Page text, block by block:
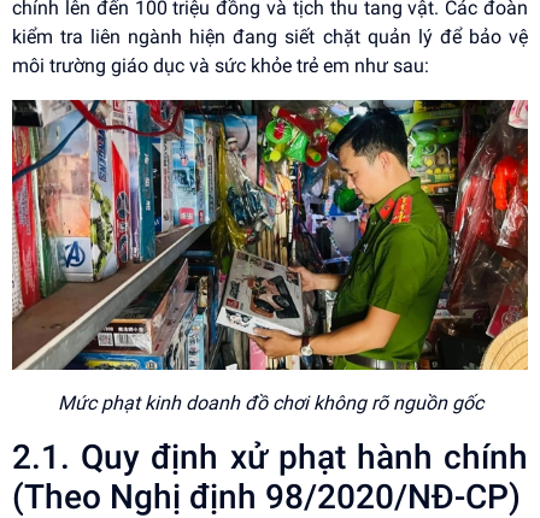
chính lên đến 100 triệu đồng và tịch thu tang vật. Các đoàn
kiểm tra liên ngành hiện đang siết chặt quản lý để bảo vệ
môi trường giáo dục và sức khỏe trẻ em như sau:
Mức phạt kinh doanh đồ chơi không rõ nguồn gốc
2.1. Quy định xử phạt hành chính
(Theo Nghị định 98/2020/NĐ-CP)